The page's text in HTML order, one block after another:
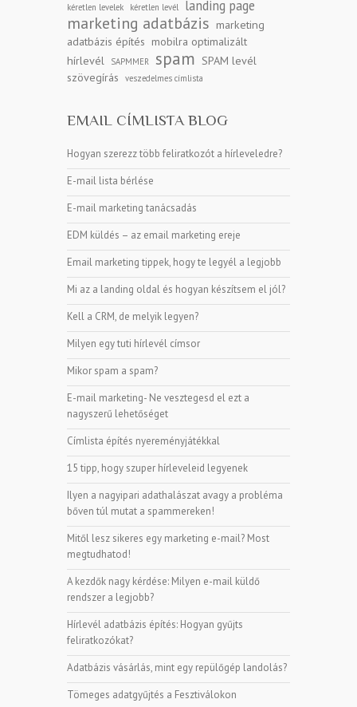
kéretlen levelek kéretlen levél landing page
marketing adatbázis marketing
adatbázis építés mobilra optimalizált
hírlevél
SAPMMER spam SPAM levél
szövegírás
veszedelmes címlista
EMAIL CÍMLISTA BLOG
Hogyan szerezz több feliratkozót a hírleveledre?
E-mail lista bérlése
E-mail marketing tanácsadás
EDM küldés – az email marketing ereje
Email marketing tippek, hogy te legyél a legjobb
Mi az a landing oldal és hogyan készítsem el jól?
Kell a CRM, de melyik legyen?
Milyen egy tuti hírlevél címsor
Mikor spam a spam?
E-mail marketing- Ne vesztegesd el ezt a
nagyszerű lehetőséget
Címlista építés nyereményjátékkal
15 tipp, hogy szuper hírleveleid legyenek
Ilyen a nagyipari adathalászat avagy a probléma
bőven túl mutat a spammereken!
Mitől lesz sikeres egy marketing e-mail? Most
megtudhatod!
A kezdők nagy kérdése: Milyen e-mail küldő
rendszer a legjobb?
Hírlevél adatbázis építés: Hogyan gyűjts
feliratkozókat?
Adatbázis vásárlás, mint egy repülőgép landolás?
Tömeges adatgyűjtés a Fesztiválokon